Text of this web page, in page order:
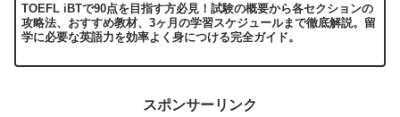
TOEFL iBTで90点を目指す方必見！試験の概要から各セクションの
攻略法、おすすめ教材、3ヶ月の学習スケジュールまで徹底解説。留
学に必要な英語力を効率よく身につける完全ガイド。
スポンサーリンク